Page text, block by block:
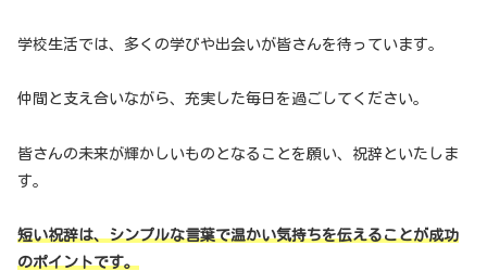
学校生活では、多くの学びや出会いが皆さんを待っています。
仲間と支え合いながら、充実した毎日を過ごしてください。
皆さんの未来が輝かしいものとなることを願い、祝辞といたしま
す。
短い祝辞は、シンプルな言葉で温かい気持ちを伝えることが成功
のポイントです。